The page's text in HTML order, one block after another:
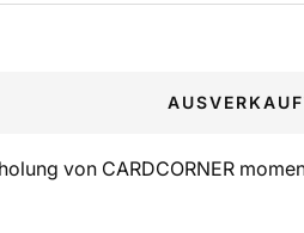
von CARDCORNER